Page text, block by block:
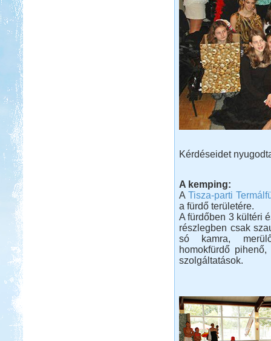
Kérdéseidet
A kemping:
A Tisza-parti
a fürdő területére.
A fürdőben 3 kültéri
részlegben csak
só kamra,
homokfürdő
szolgáltatások.